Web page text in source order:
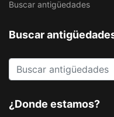
Buscar antigüedades
Buscar
¿Donde estamos?